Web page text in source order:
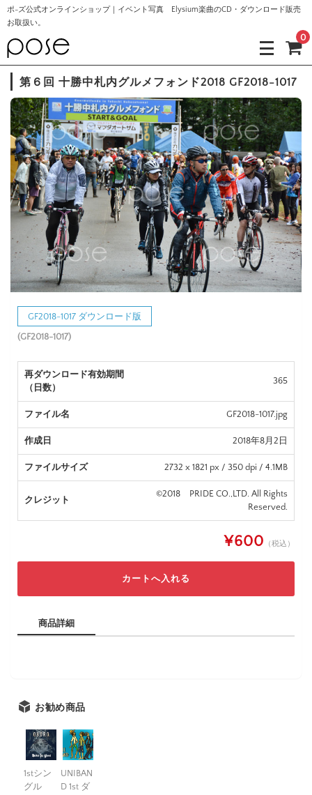
ポ-ズ公式オンラインショップ｜イベント写真 Elysium楽曲のCD・ダウンロード販売
お取扱い。
0
第６回 十勝中札内グルメフォンド2018 GF2018-1017
GF2018-1017 ダウンロード版
(GF2018-1017)
再ダウンロード有効期間
（日数）
365
ファイル名 GF2018-1017.jpg
作成日 2018年8月2日
ファイルサイズ 2732 x 1821 px / 350 dpi / 4.1MB
クレジット
©2018 PRIDE CO.,LTD. All Rights
Reserved.
¥600 （税込）
商品詳細
お勧め商品
1stシン
グル
UNIBAN
D 1st ダ